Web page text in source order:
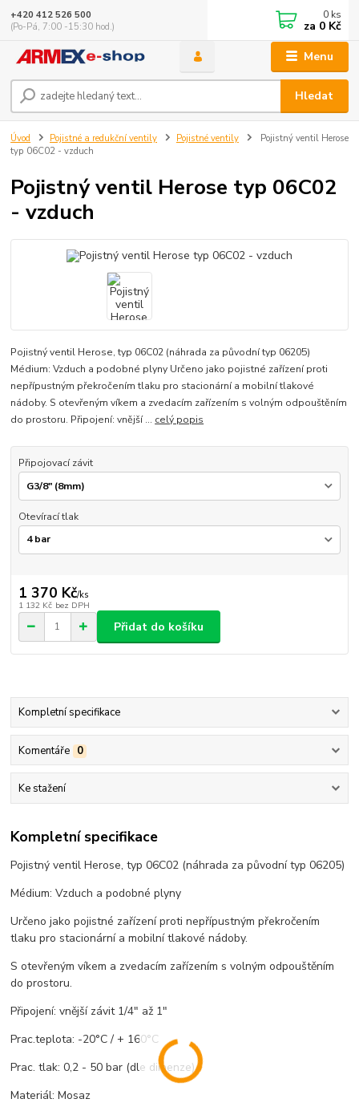
Menu
Hledat
+420 412 526 500
(Po-Pá, 7:00 -15:30 hod.)
0 ks
za 0 Kč
Úvod Pojistné a redukční ventily Pojistné ventily
Pojistný ventil Herose
typ 06C02 - vzduch
Pojistný ventil Herose typ 06C02
- vzduch
Pojistný ventil Herose, typ 06C02 (náhrada za původní typ 06205)
Médium: Vzduch a podobné plyny Určeno jako pojistné zařízení proti
nepřípustným překročením tlaku pro stacionární a mobilní tlakové
nádoby. S otevřeným víkem a zvedacím zařízením s volným odpouštěním
do prostoru. Připojení: vnější ... celý popis
Připojovací závit
Otevírací tlak
1 370 Kč/ks
1 132 Kč bez DPH
Přidat do košíku
Kompletní specifikace
Komentáře 0
Ke stažení
Kompletní specifikace
Pojistný ventil Herose, typ 06C02 (náhrada za původní typ 06205)
Médium: Vzduch a podobné plyny
Určeno jako pojistné zařízení proti nepřípustným překročením
tlaku pro stacionární a mobilní tlakové nádoby.
S otevřeným víkem a zvedacím zařízením s volným odpouštěním
do prostoru.
Připojení: vnější závit 1/4" až 1"
Prac.teplota: -20°C / + 160°C
Prac. tlak: 0,2 - 50 bar (dle dimenze)
Materiál: Mosaz